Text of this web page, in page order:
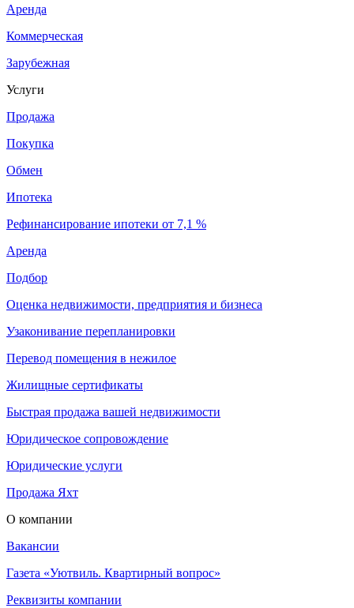
Аренда
Коммерческая
Зарубежная
Услуги
Продажа
Покупка
Обмен
Ипотека
Рефинансирование ипотеки от 7,1 %
Аренда
Подбор
Оценка недвижимости, предприятия и бизнеса
Узаконивание перепланировки
Перевод помещения в нежилое
Жилищные сертификаты
Быстрая продажа вашей недвижимости
Юридическое сопровождение
Юридические услуги
Продажа Яхт
О компании
Вакансии
Газета «Уютвиль. Квартирный вопрос»
Реквизиты компании